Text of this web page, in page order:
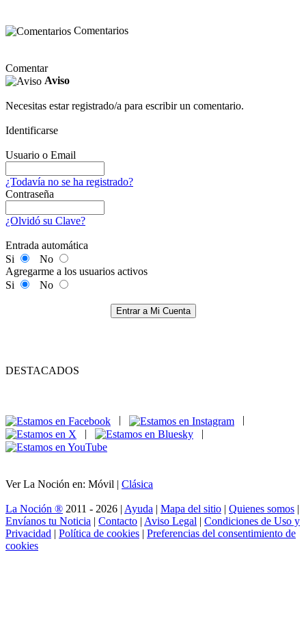
Comentarios
Comentar
Aviso
Necesitas estar registrado/a para escribir un comentario.
Identificarse
Usuario o Email
¿Todavía no se ha registrado?
Contraseña
¿Olvidó su Clave?
Entrada automática
Si
No
Agregarme a los usuarios activos
Si
No
Entrar a Mi Cuenta
DESTACADOS
|
|
Ver La Noción en: Móvil | Clásica
La Noción ® 2011 - 2026 | Ayuda | Mapa del sitio | Quienes somos |
Envíanos tu Noticia | Contacto | Aviso Legal | Condiciones de Uso y
Privacidad | Política de cookies | Preferencias del consentimiento de
cookies